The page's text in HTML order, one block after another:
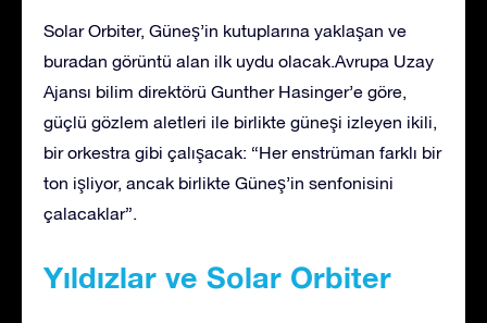
Solar Orbiter, Güneş’in kutuplarına yaklaşan ve
buradan görüntü alan ilk uydu olacak.Avrupa Uzay
Ajansı bilim direktörü Gunther Hasinger’e göre,
güçlü gözlem aletleri ile birlikte güneşi izleyen ikili,
bir orkestra gibi çalışacak: “Her enstrüman farklı bir
ton işliyor, ancak birlikte Güneş’in senfonisini
çalacaklar”.
Yıldızlar ve Solar Orbiter